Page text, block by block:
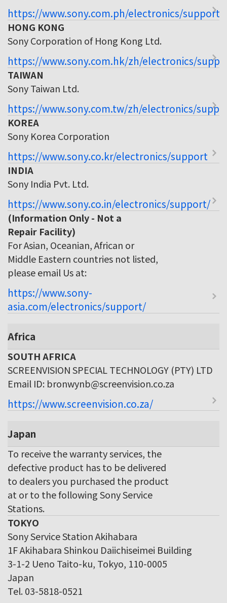
https://www.sony.com.ph/electronics/support
HONG KONG
Sony Corporation of Hong Kong Ltd.
https://www.sony.com.hk/zh/electronics/
TAIWAN
Sony Taiwan Ltd.
https://www.sony.com.tw/zh/electronics/
KOREA
Sony Korea Corporation
https://www.sony.co.kr/electronics/support
INDIA
Sony India Pvt. Ltd.
https://www.sony.co.in/electronics/support/
(Information Only - Not a
Repair Facility)
For Asian, Oceanian, African or
Middle Eastern countries not listed,
please email Us at:
https://www.sony-
asia.com/electronics/support/
Africa
SOUTH AFRICA
SCREENVISION SPECIAL TECHNOLOGY (PTY) LTD
Email ID: bronwynb@screenvision.co.za
https://www.screenvision.co.za/
Japan
To receive the warranty services, the
defective product has to be delivered
to dealers you purchased the product
at or to the following Sony Service
Stations.
TOKYO
Sony Service Station Akihabara
1F Akihabara Shinkou Daiichiseimei Building
3-1-2 Ueno Taito-ku, Tokyo, 110-0005
Japan
Tel. 03-5818-0521